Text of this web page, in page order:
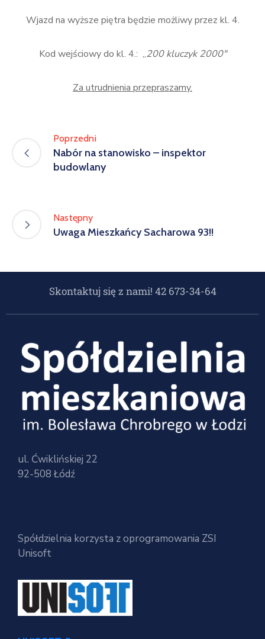
Wjazd na wyższe piętra będzie możliwy przez kl. 4.
Kod wejściowy do kl. 4.: „200 kluczyk 2000″
Za utrudnienia przepraszamy.
Poprzedni
Nabór na stanowisko – inspektor
budowlany
Następny
Uwaga Mieszkańcy Sacharowa 93!!
Skontaktuj się z nami! 42 673-34-64
ul. Ćwiklińskiej 22
92-508 Łódź
Spółdzielnia korzysta z oprogramowania ZSI
Unisoft